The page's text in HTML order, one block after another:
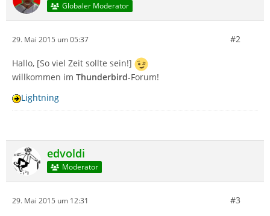
Globaler Moderator
29. Mai 2015 um 05:37 #2
Hallo, [So viel Zeit sollte sein!]
willkommen im Thunderbird-Forum!
Lightning
edvoldi
Moderator
29. Mai 2015 um 12:31 #3